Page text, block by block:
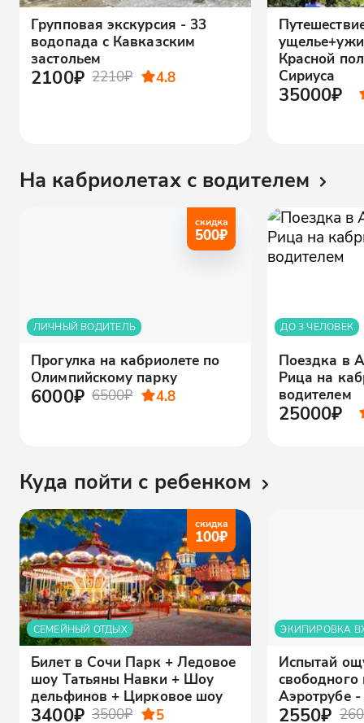
Групповая экскурсия - 33
водопада с Кавказским
застольем
2100₽ 2210₽ 4.8
Красной
Сириуса
35000₽
На кабриолетах с водителем
скидка
500₽
ЛИЧНЫЙ ВОДИТЕЛЬ
Прогулка на кабриолете по
Олимпийскому парку
6000₽ 6500₽ 4.8
ДО 3 ЧЕЛОВЕК
Поездка в
Рица на
водителем
25000₽
Куда пойти с ребенком
скидка
100₽
СЕМЕЙНЫЙ ОТДЫХ
Билет в Сочи Парк + Ледовое
шоу Татьяны Навки + Шоу
дельфинов + Цирковое шоу
3400₽ 3500₽ 5
ЭКИПИРОВКА
Испытай
свободного
Аэротрубе
2550₽